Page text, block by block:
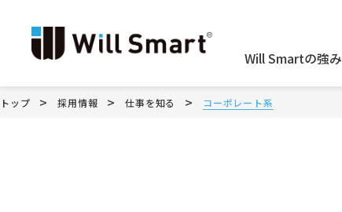
Will Smartの強み
トップ > 採用情報 > 仕事を知る > コーポレート系